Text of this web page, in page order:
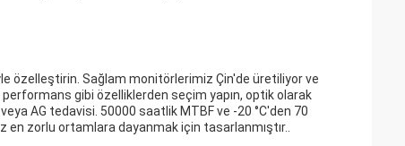
özelleştirin. Sağlam monitörlerimiz Çin'de üretiliyor ve
gibi özelliklerden seçim yapın, optik olarak
AG tedavisi. 50000 saatlik MTBF ve -20 °C'den 70
en zorlu ortamlara dayanmak için tasarlanmıştır..